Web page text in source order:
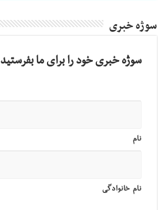
سوژه خبری
سوژه خبری خود را برای ما بفرستید
نام
نام خانوادگی